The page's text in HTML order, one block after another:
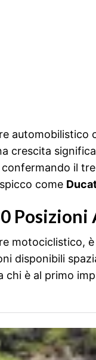
automobilistico
crescita
confermando il
come
Posizioni
motociclistico,
disponibili
chi è al primo